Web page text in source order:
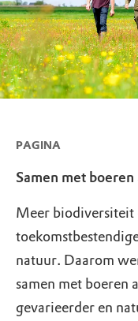
PAGINA
Samen met boeren
Meer biodiversiteit
natuur. Daarom
samen met boeren
gevarieerder en